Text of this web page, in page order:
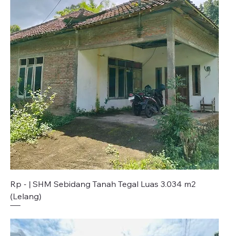
Rp - | SHM Sebidang Tanah Tegal Luas 3.034 m2
(Lelang)